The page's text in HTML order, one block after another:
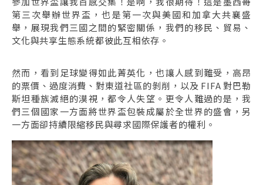
第三次舉辦世界盃，也是第一次與美國和加拿大共襄盛
舉，展現我們三國之間的緊密關係，我們的移民、貿易、
文化與共享生態系統都彼此互相依存。
然而，看到足球變得如此菁英化，也讓人感到難受，高昂
的票價、過度消費、對東道社區的剝削，以及 FIFA 對巴勒
斯坦種族滅絕的漠視，都令人失望。更令人難過的是，我
們三個國家一方面將世界盃包裝成屬於全世界的盛會，另
一方面卻持續限縮移民與尋求國際保護者的權利。